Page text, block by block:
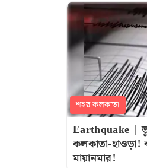
শহর কলকাতা
Earthquake |
কলকাতা-
মায়ানমার!